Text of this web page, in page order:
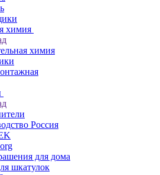
химия
химия
Россия
для дома
шкатулок